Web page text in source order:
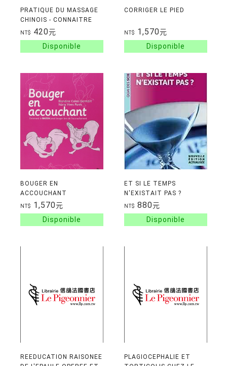
PRATIQUE DU MASSAGE
CHINOIS - CONNAITRE
SES PROPRES POINTS D
ACUPUNCTURE
NT$ 420元
CORRIGER LE PIED
NT$ 1,570元
BOUGER EN
ACCOUCHANT
NT$ 1,570元
ET SI LE TEMPS
N'EXISTAIT PAS ?
NT$ 880元
REEDUCATION RAISONEE
PLAGIOCEPHALIE ET